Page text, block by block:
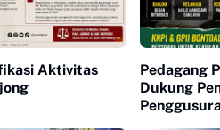
Aktivitas
Pedagang
Dukung